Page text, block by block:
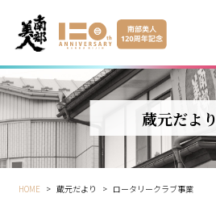
蔵元だより
HOME > 蔵元だより > ロータリークラブ事業